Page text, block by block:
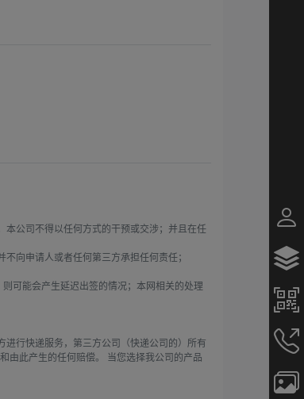
公司不得以任何方式的干预或交涉；并且在任
向申请人或者任何第三方承担任何责任；
可能会产生延迟出签的情况；本网相关的处理
行快递服务，第三方公司（快递公司的）所有
由此产生的任何赔偿。 当您选择我公司的产品